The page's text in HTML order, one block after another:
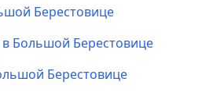
Берестовице
Большой Берестовице
Берестовице